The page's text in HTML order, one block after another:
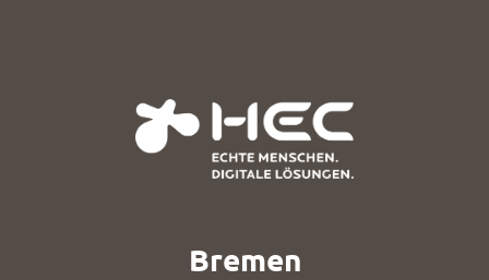
Bremen